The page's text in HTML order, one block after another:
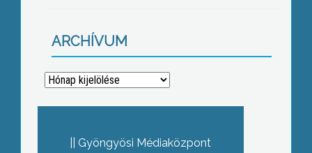
ARCHÍVUM
Archívum
Gyöngyösi Médiaközpont